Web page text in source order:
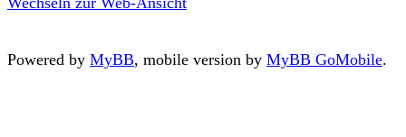
Powered by MyBB, mobile version by MyBB GoMobile.